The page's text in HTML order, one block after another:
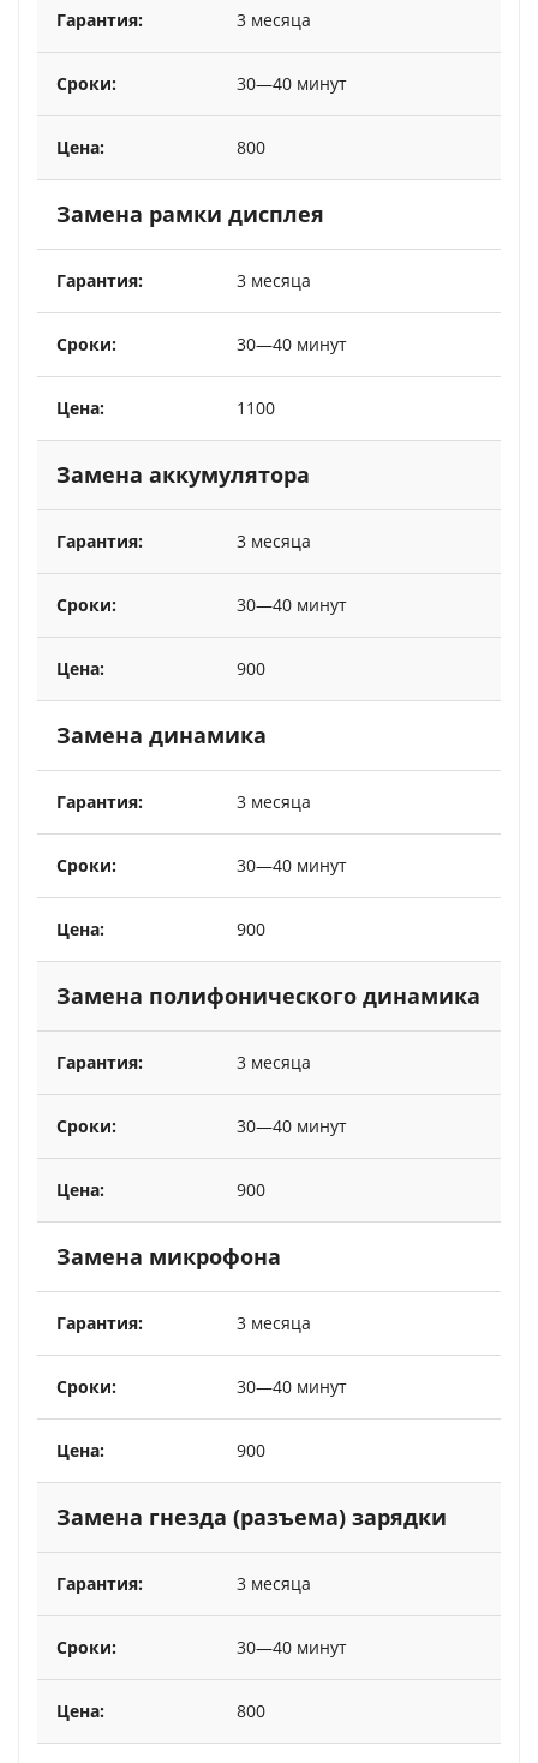
3 месяца
30—40 минут
800
Замена рамки дисплея
3 месяца
30—40 минут
1100
Замена аккумулятора
3 месяца
30—40 минут
900
Замена динамика
3 месяца
30—40 минут
900
Замена полифонического динамика
3 месяца
30—40 минут
900
Замена микрофона
3 месяца
30—40 минут
900
Замена гнезда (разъема) зарядки
3 месяца
30—40 минут
800